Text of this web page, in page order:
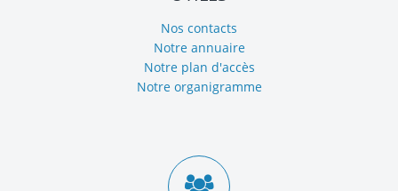
Nos contacts
Notre annuaire
Notre plan d'accès
Notre organigramme